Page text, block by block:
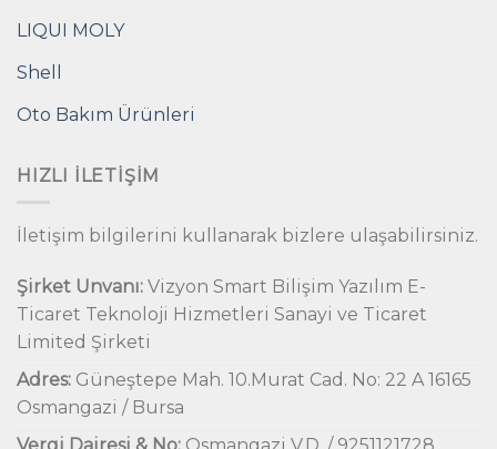
LIQUI MOLY
Shell
Oto Bakım Ürünleri
HIZLI İLETIŞIM
İletişim bilgilerini kullanarak bizlere ulaşabilirsiniz.
Şirket Unvanı: Vizyon Smart Bilişim Yazılım E-
Ticaret Teknoloji Hizmetleri Sanayi ve Ticaret
Limited Şirketi
Adres: Güneştepe Mah. 10.Murat Cad. No: 22 A 16165
Osmangazi / Bursa